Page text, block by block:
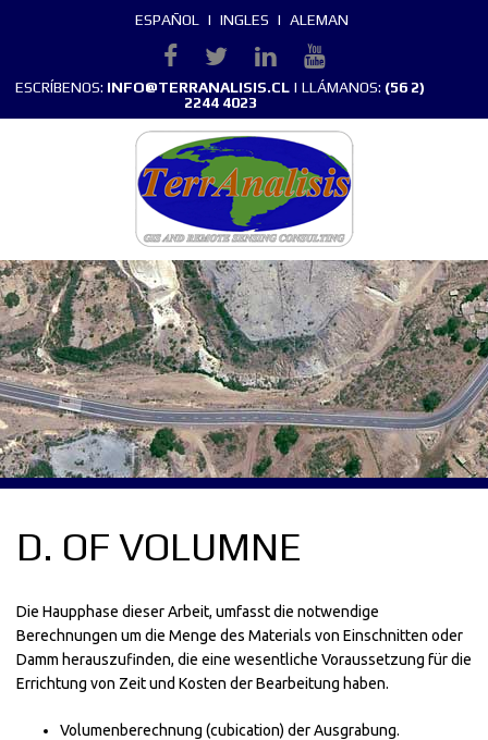
ESPAÑOL | INGLES | ALEMAN
ESCRÍBENOS: INFO@TERRANALISIS.CL | LLÁMANOS: (56 2)
2244 4023
D. OF VOLUMNE
Die Haupphase dieser Arbeit, umfasst die notwendige
Berechnungen um die Menge des Materials von Einschnitten oder
Damm herauszufinden, die eine wesentliche Voraussetzung für die
Errichtung von Zeit und Kosten der Bearbeitung haben.
Volumenberechnung (cubication) der Ausgrabung.